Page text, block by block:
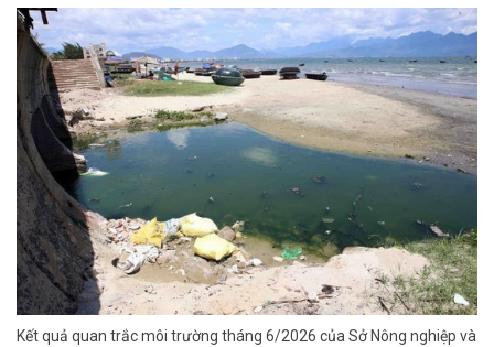
Kết quả quan trắc môi trường tháng 6/2026 của Sở Nông nghiệp và